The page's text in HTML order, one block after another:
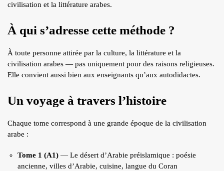
Articles
Podcasts
CAHIERS D’ACTIVITE
ÉCRITS DE L’AUTEUR
ARTICLES
CONTACT
RECRUTEMENT
civilisation et la littérature arabes.
À qui s’adresse cette méthode ?
À toute personne attirée par la culture, la littérature et la
civilisation arabes — pas uniquement pour des raisons religieuses.
Elle convient aussi bien aux enseignants qu’aux autodidactes.
Un voyage à travers l’histoire
Chaque tome correspond à une grande époque de la civilisation
arabe :
Tome 1 (A1) — Le désert d’Arabie préislamique : poésie
ancienne, villes d’Arabie, cuisine, langue du Coran